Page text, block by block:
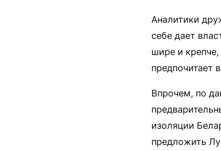
Аналитики
себе дает
шире и
предпочитает
Впрочем, по
изоляции
предложить